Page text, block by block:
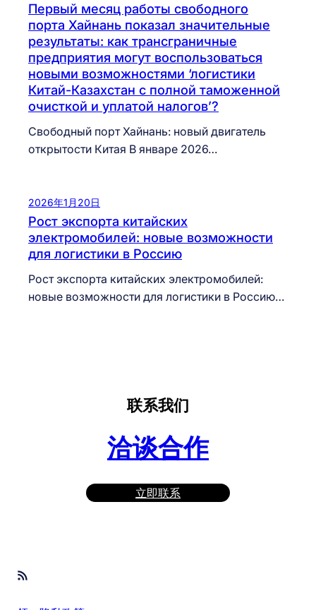
Первый месяц работы свободного
порта Хайнань показал значительные
результаты: как трансграничные
предприятия могут воспользоваться
новыми возможностями ‘логистики
Китай-Казахстан с полной таможенной
очисткой и уплатой налогов’?
Свободный порт Хайнань: новый двигатель
открытости Китая В январе 2026…
2026年1月20日
Рост экспорта китайских
электромобилей: новые возможности
для логистики в Россию
Рост экспорта китайских электромобилей:
новые возможности для логистики в Россию…
联系我们
洽谈合作
立即联系
RSS Feed